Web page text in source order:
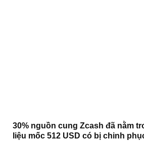
30% nguồn cung Zcash đã nằm
liệu mốc 512 USD có bị chinh